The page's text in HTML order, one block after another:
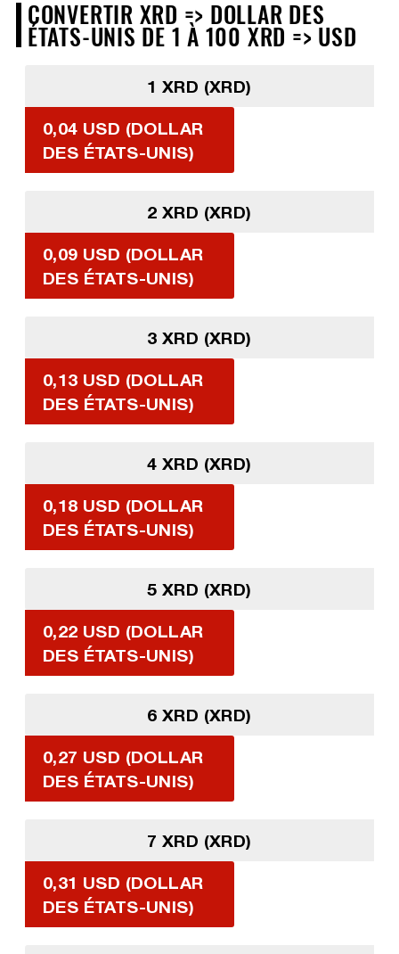
CONVERTIR XRD => DOLLAR DES
ÉTATS-UNIS DE 1 À 100 XRD => USD
1 XRD (XRD)
0,04 USD (DOLLAR
DES ÉTATS-UNIS)
2 XRD (XRD)
0,09 USD (DOLLAR
DES ÉTATS-UNIS)
3 XRD (XRD)
0,13 USD (DOLLAR
DES ÉTATS-UNIS)
4 XRD (XRD)
0,18 USD (DOLLAR
DES ÉTATS-UNIS)
5 XRD (XRD)
0,22 USD (DOLLAR
DES ÉTATS-UNIS)
6 XRD (XRD)
0,27 USD (DOLLAR
DES ÉTATS-UNIS)
7 XRD (XRD)
0,31 USD (DOLLAR
DES ÉTATS-UNIS)